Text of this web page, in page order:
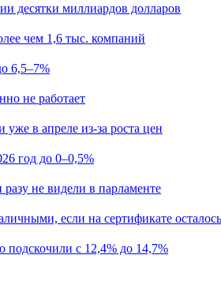
десятки миллиардов долларов
чем 1,6 тыс. компаний
6,5–7%
не работает
в апреле из-за роста цен
год до 0–0,5%
не видели в парламенте
если на сертификате
с 12,4% до 14,7%